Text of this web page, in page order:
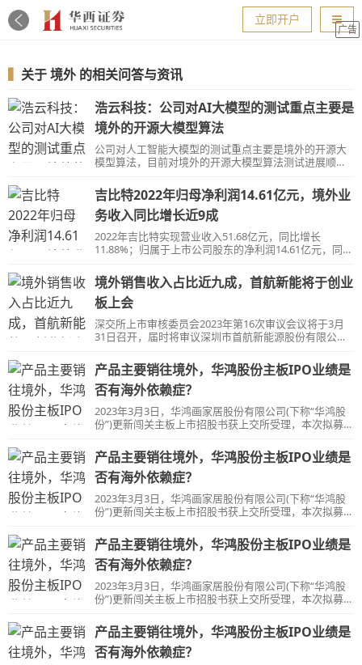
导航
立即开户
广告
关于境外 的相关问答与资讯
浩云科技：公司对AI大模型的测试重点主要是
境外的开源大模型算法
公司对人工智能大模型的测试重点主要是境外的开源大
模型算法，目前对境外的开源大模型算法测试进展顺
吉比特2022年归母净利润14.61亿元，境外业
务收入同比增长近9成
2022年吉比特实现营业收入51.68亿元，同比增长
11.88%；归属于上市公司股东的净利润14.61亿元，同比
境外销售收入占比近九成，首航新能将于创业
板上会
深交所上市审核委员会2023年第16次审议会议将于3月
31日召开，届时将审议深圳市首航新能源股份有限公司
产品主要销往境外，华鸿股份主板IPO业绩是
否有海外依赖症？
2023年3月3日，华鸿画家居股份有限公司(下称“华鸿股
份”)更新闯关主板上市招股书获上交所受理，本次拟募资
产品主要销往境外，华鸿股份主板IPO业绩是
否有海外依赖症？
2023年3月3日，华鸿画家居股份有限公司(下称“华鸿股
份”)更新闯关主板上市招股书获上交所受理，本次拟募资
产品主要销往境外，华鸿股份主板IPO业绩是
否有海外依赖症？
2023年3月3日，华鸿画家居股份有限公司(下称“华鸿股
份”)更新闯关主板上市招股书获上交所受理，本次拟募资
产品主要销往境外，华鸿股份主板IPO业绩是
否有海外依赖症？